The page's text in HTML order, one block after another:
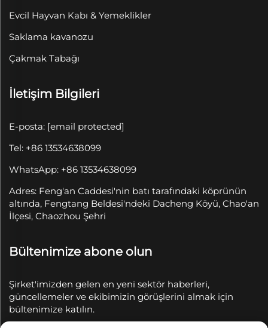
Evcil Hayvan Kabı & Yemeklikler
Saklama kavanozu
Çakmak Tabağı
İletişim Bilgileri
E-posta: [email protected]
Tel: +86 13534638099
WhatsApp: +86 13534638099
Adres: Feng'an Caddesi'nin batı tarafındaki köprünün
altında, Fengtang Beldesi'ndeki Dacheng Köyü, Chao'an
İlçesi, Chaozhou Şehri
Bültenimize abone olun
Şirket'imizden gelen en yeni sektör haberleri,
güncellemeler ve ekibimizin görüşlerini almak için
bültenimize katılın.